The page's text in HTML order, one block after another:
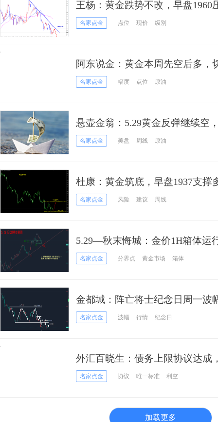
王杨：黄金跌势不改，早盘1960
名家点金 点位 现价 级别
阿东说金：黄金本周先空后多，
名家点金 幅度 点位 原油
悬壶金翁：5.29黄金反弹继续空
名家点金 美盘 周线 原油
杜康：黄金筑底，早盘1937支撑
名家点金 风险 建议 周线
5.29—秋末悔城：金价1H箱体运
名家点金 分界点 黄金市场 箱体
金都城：阵亡将士纪念日周一波
名家点金 波幅 行情 纪念日
外汇百晓生：债务上限协议达成
名家点金 协议 唯一标准 利空
加载更多